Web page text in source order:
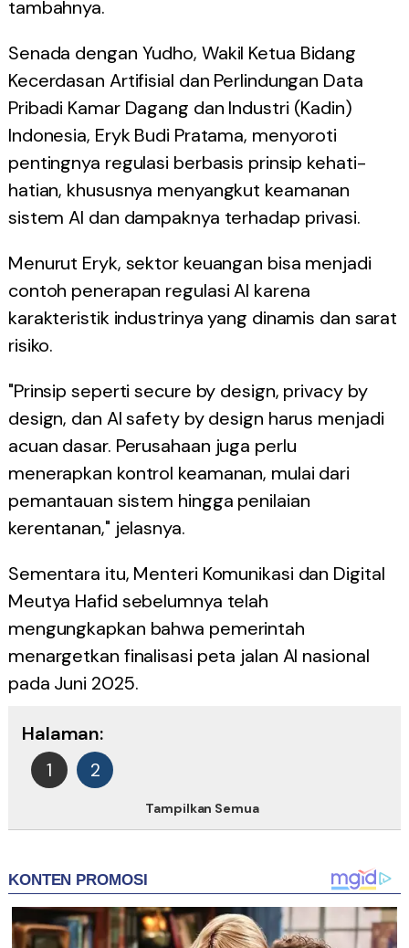
tambahnya.
Senada dengan Yudho, Wakil Ketua Bidang
Kecerdasan Artifisial dan Perlindungan Data
Pribadi Kamar Dagang dan Industri (Kadin)
Indonesia, Eryk Budi Pratama, menyoroti
pentingnya regulasi berbasis prinsip kehati-
hatian, khususnya menyangkut keamanan
sistem AI dan dampaknya terhadap privasi.
Menurut Eryk, sektor keuangan bisa menjadi
contoh penerapan regulasi AI karena
karakteristik industrinya yang dinamis dan sarat
risiko.
"Prinsip seperti secure by design, privacy by
design, dan AI safety by design harus menjadi
acuan dasar. Perusahaan juga perlu
menerapkan kontrol keamanan, mulai dari
pemantauan sistem hingga penilaian
kerentanan," jelasnya.
Sementara itu, Menteri Komunikasi dan Digital
Meutya Hafid sebelumnya telah
mengungkapkan bahwa pemerintah
menargetkan finalisasi peta jalan AI nasional
pada Juni 2025.
Halaman:
1
2
Tampilkan Semua